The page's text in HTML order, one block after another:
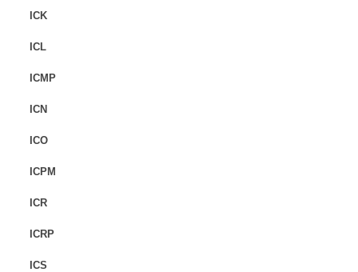
ICK
ICL
ICMP
ICN
ICO
ICPM
ICR
ICRP
ICS